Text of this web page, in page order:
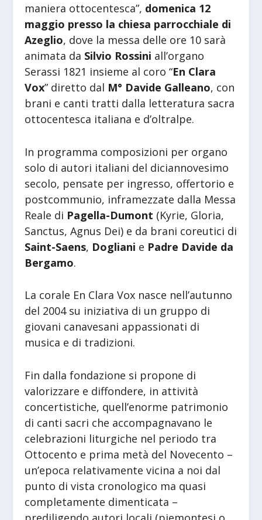
maniera ottocentesca”, domenica 12
maggio presso la chiesa parrocchiale di
Azeglio, dove la messa delle ore 10 sarà
animata da Silvio Rossini all’organo
Serassi 1821 insieme al coro “En Clara
Vox” diretto dal M° Davide Galleano, con
brani e canti tratti dalla letteratura sacra
ottocentesca italiana e d’oltralpe.
In programma composizioni per organo
solo di autori italiani del diciannovesimo
secolo, pensate per ingresso, offertorio e
postcommunio, inframezzate dalla Messa
Reale di Pagella-Dumont (Kyrie, Gloria,
Sanctus, Agnus Dei) e da brani coreutici di
Saint-Saens, Dogliani e Padre Davide da
Bergamo.
La corale En Clara Vox nasce nell’autunno
del 2004 su iniziativa di un gruppo di
giovani canavesani appassionati di
musica e di tradizioni.
Fin dalla fondazione si propone di
valorizzare e diffondere, in attività
concertistiche, quell’enorme patrimonio
di canti sacri che accompagnavano le
celebrazioni liturgiche nel periodo tra
Ottocento e prima metà del Novecento –
un’epoca relativamente vicina a noi dal
punto di vista cronologico ma quasi
completamente dimenticata –